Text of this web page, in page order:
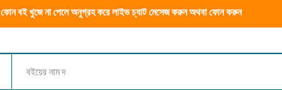
কোন বই খুজে না পেলে অনুগ্রহ করে লাইভ চ্যাট মেসেজ করুন অথবা ফোন করুন